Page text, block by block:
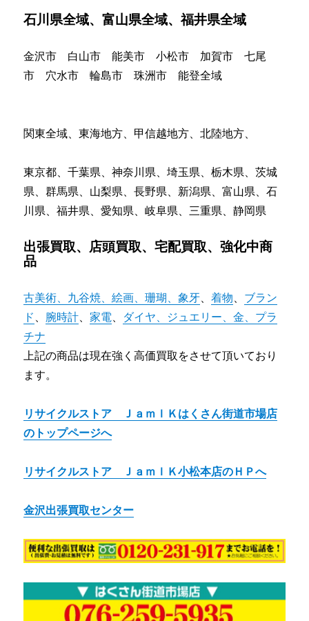
石川県全域、富山県全域、福井県全域
金沢市 白山市 能美市 小松市 加賀市 七尾
市 穴水市 輪島市 珠洲市 能登全域
関東全域、東海地方、甲信越地方、北陸地方、
東京都、千葉県、神奈川県、埼玉県、栃木県、茨城
県、群馬県、山梨県、長野県、新潟県、富山県、石
川県、福井県、愛知県、岐阜県、三重県、静岡県
出張買取、店頭買取、宅配買取、強化中商
品
古美術、九谷焼、絵画、珊瑚、象牙、着物、 ブラン
ド 、 腕時計、家電、 ダイヤ、ジュエリー、金、プラ
チナ
上記の商品は現在強く高価買取をさせて頂いており
ます。
リサイクルストア ＪａｍｌＫはくさん街道市場店
のトップページへ
リサイクルストア ＪａｍｌＫ小松本店のＨＰへ
金沢出張買取センター